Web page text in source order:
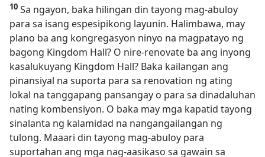
10 Sa ngayon, baka hilingan din tayong mag-abuloy
para sa isang espesipikong layunin. Halimbawa, may
plano ba ang kongregasyon ninyo na magpatayo ng
bagong Kingdom Hall? O nire-renovate ba ang inyong
kasalukuyang Kingdom Hall? Baka kailangan ang
pinansiyal na suporta para sa renovation ng ating
lokal na tanggapang pansangay o para sa dinadaluhan
nating kombensiyon. O baka may mga kapatid tayong
sinalanta ng kalamidad na nangangailangan ng
tulong. Maaari din tayong mag-abuloy para
suportahan ang mga nag-aasikaso sa gawain sa